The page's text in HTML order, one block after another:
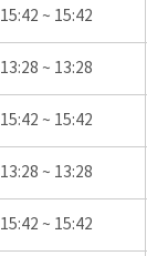
15:42 ~ 15:42
13:28 ~ 13:28
15:42 ~ 15:42
13:28 ~ 13:28
15:42 ~ 15:42